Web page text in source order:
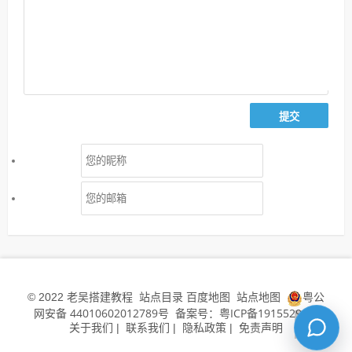
© 2022 老吴搭建教程 站点目录 百度地图 站点地图
粤公
网安备 44010602012789号 备案号：粤ICP备19155294号
关于我们 | 联系我们 | 隐私政策 | 免责声明